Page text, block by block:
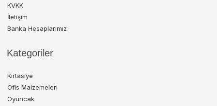
KVKK
İletişim
Banka Hesaplarımız
Kategoriler
Kırtasiye
Ofis Malzemeleri
Oyuncak